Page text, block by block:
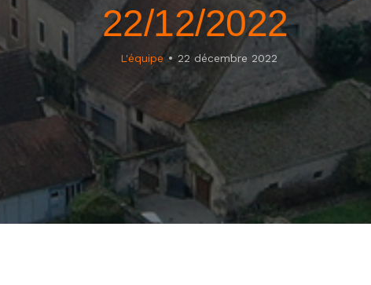
22/12/2022
L'équipe 22 décembre 2022